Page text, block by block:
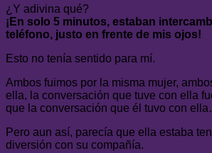
¿Y adivina qué?
¡En solo 5 minutos, estaban
teléfono, justo en frente de mis ojos!
Esto no tenía sentido para mí.
Ambos fuimos por la misma mujer,
ella, la conversación que tuve con ella
que la conversación que él tuvo con
Pero aun así, parecía que ella estaba
diversión con su compañía.